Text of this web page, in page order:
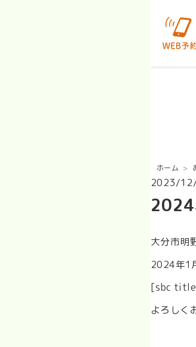
ホーム
2023/
2024
大分市明
2024年1
[sbc
よろしく